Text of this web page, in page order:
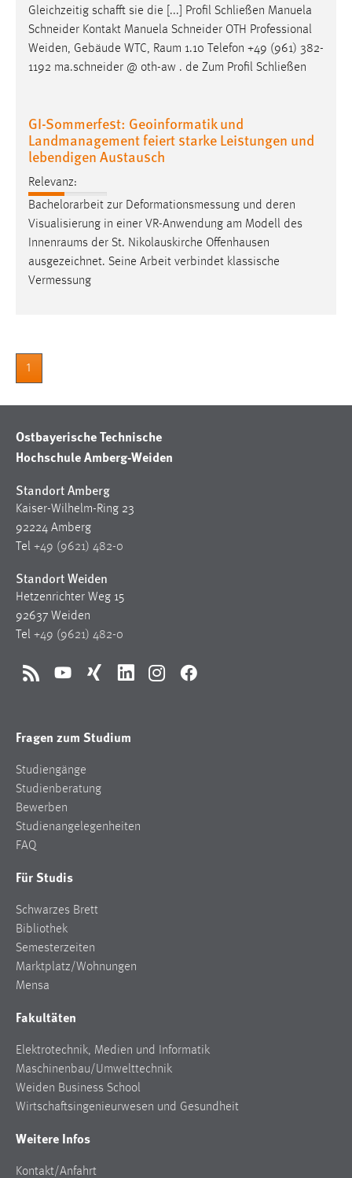
Gleichzeitig schafft sie die [...] Profil Schließen Manuela
Schneider Kontakt Manuela Schneider OTH Professional
Weiden, Gebäude WTC, Raum 1.10 Telefon +49 (961) 382-
1192 ma.schneider @ oth-aw . de Zum Profil Schließen
GI-Sommerfest: Geoinformatik und
Landmanagement feiert starke Leistungen und
lebendigen Austausch
Relevanz:
Bachelorarbeit zur Deformationsmessung und deren
Visualisierung in einer VR-Anwendung am Modell des
Innenraums der St. Nikolauskirche Offenhausen
ausgezeichnet. Seine Arbeit verbindet klassische
Vermessung
1
Ostbayerische Technische
Hochschule Amberg-Weiden
Standort Amberg
Kaiser-Wilhelm-Ring 23
92224 Amberg
Tel +49 (9621) 482-0
Standort Weiden
Hetzenrichter Weg 15
92637 Weiden
Tel +49 (9621) 482-0
RSS YouTubeXing LinkedInInstagramFacebook
Fragen zum Studium
Studiengänge
Studienberatung
Bewerben
Studienangelegenheiten
FAQ
Für Studis
Schwarzes Brett
Bibliothek
Semesterzeiten
Marktplatz/Wohnungen
Mensa
Fakultäten
Elektrotechnik, Medien und Informatik
Maschinenbau/Umwelttechnik
Weiden Business School
Wirtschaftsingenieurwesen und Gesundheit
Weitere Infos
Kontakt/Anfahrt
Jahre, MIBEW_UserID = 1 Jahr
Login
Zweck:
Dieser Cookie ist notwendig um sich an der Website
einloggen zu können.
Cookie Laufzeit:
STATISTIK
Name:
Zweck:
Cookie Laufzeit:
Max. 13 Monate
MARKETING
Marketing Cookies werden von Drittanbietern
verwendet, um personalisierte Werbung anzuzeigen.
Sie tun dies, indem sie Besucher über Websites
hinweg verfolgen.
Name:
Anbieter:
Google Ireland Limited
Zweck:
Cookie Laufzeit:
Facebook Pixel
Name:
Anbieter:
Zweck:
Conversion-Tracking
Cookie Laufzeit: